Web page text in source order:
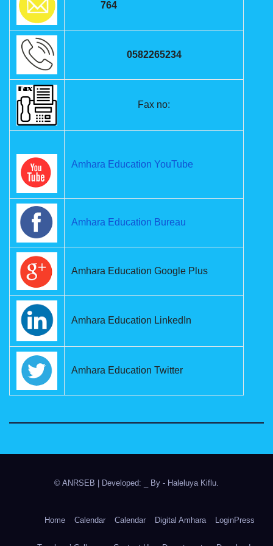
764
0582265234
Fax no:
Amhara Education YouTube
Amhara Education Bureau
Amhara Education Google Plus
Amhara Education LinkedIn
Amhara Education Twitter
© ANRSEB Developed: _ By - Haleluya Kiflu.
Home Calendar Calendar Digital Amhara LoginPress